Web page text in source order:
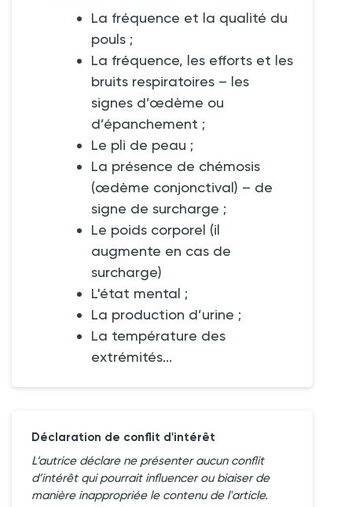
La fréquence et la qualité du
pouls ;
La fréquence, les efforts et les
bruits respiratoires – les
signes d’œdème ou
d’épanchement ;
Le pli de peau ;
La présence de chémosis
(œdème conjonctival) – de
signe de surcharge ;
Le poids corporel (il
augmente en cas de
surcharge)
L'état mental ;
La production d’urine ;
La température des
extrémités...
Déclaration de conflit d'intérêt
L’autrice déclare ne présenter aucun conflit
d’intérêt qui pourrait influencer ou biaiser de
manière inappropriée le contenu de l'article.